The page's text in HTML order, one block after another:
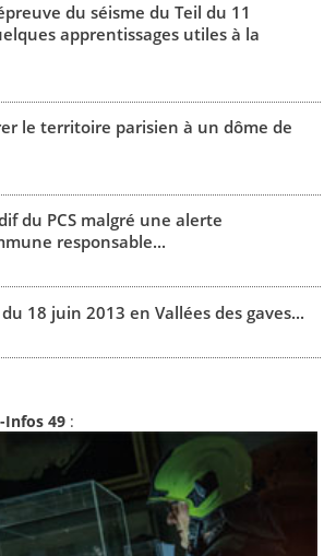
du séisme du Teil du 11
apprentissages utiles à la
le territoire parisien à un dôme de
du PCS malgré une alerte
responsable...
18 juin 2013 en Vallées des gaves...
Infos 49 :